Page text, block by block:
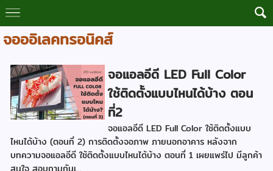
จอออิเลคทรอนิคส์
จอแอลอีดี LED Full Color
ใช้ติดตั้งแบบไหนได้บ้าง ตอน
ที่2
จอแอลอีดี LED Full Color ใช้ติดตั้งแบบ
ไหนได้บ้าง (ตอนที่ 2) การติดตั้งจอภาพ ภายนอกอาคาร หลังจาก
บทความจอแอลอีดี ใช้ติดตั้งแบบไหนได้บ้าง ตอนที่ 1 เผยแพร่ไป มีลูกค้า